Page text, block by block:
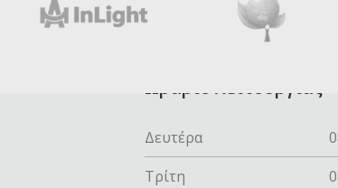
Ωράριο λειτουργίας
Δευτέρα
Τρίτη